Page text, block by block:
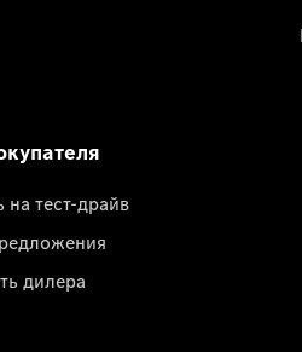
на тест-драйв
дилера